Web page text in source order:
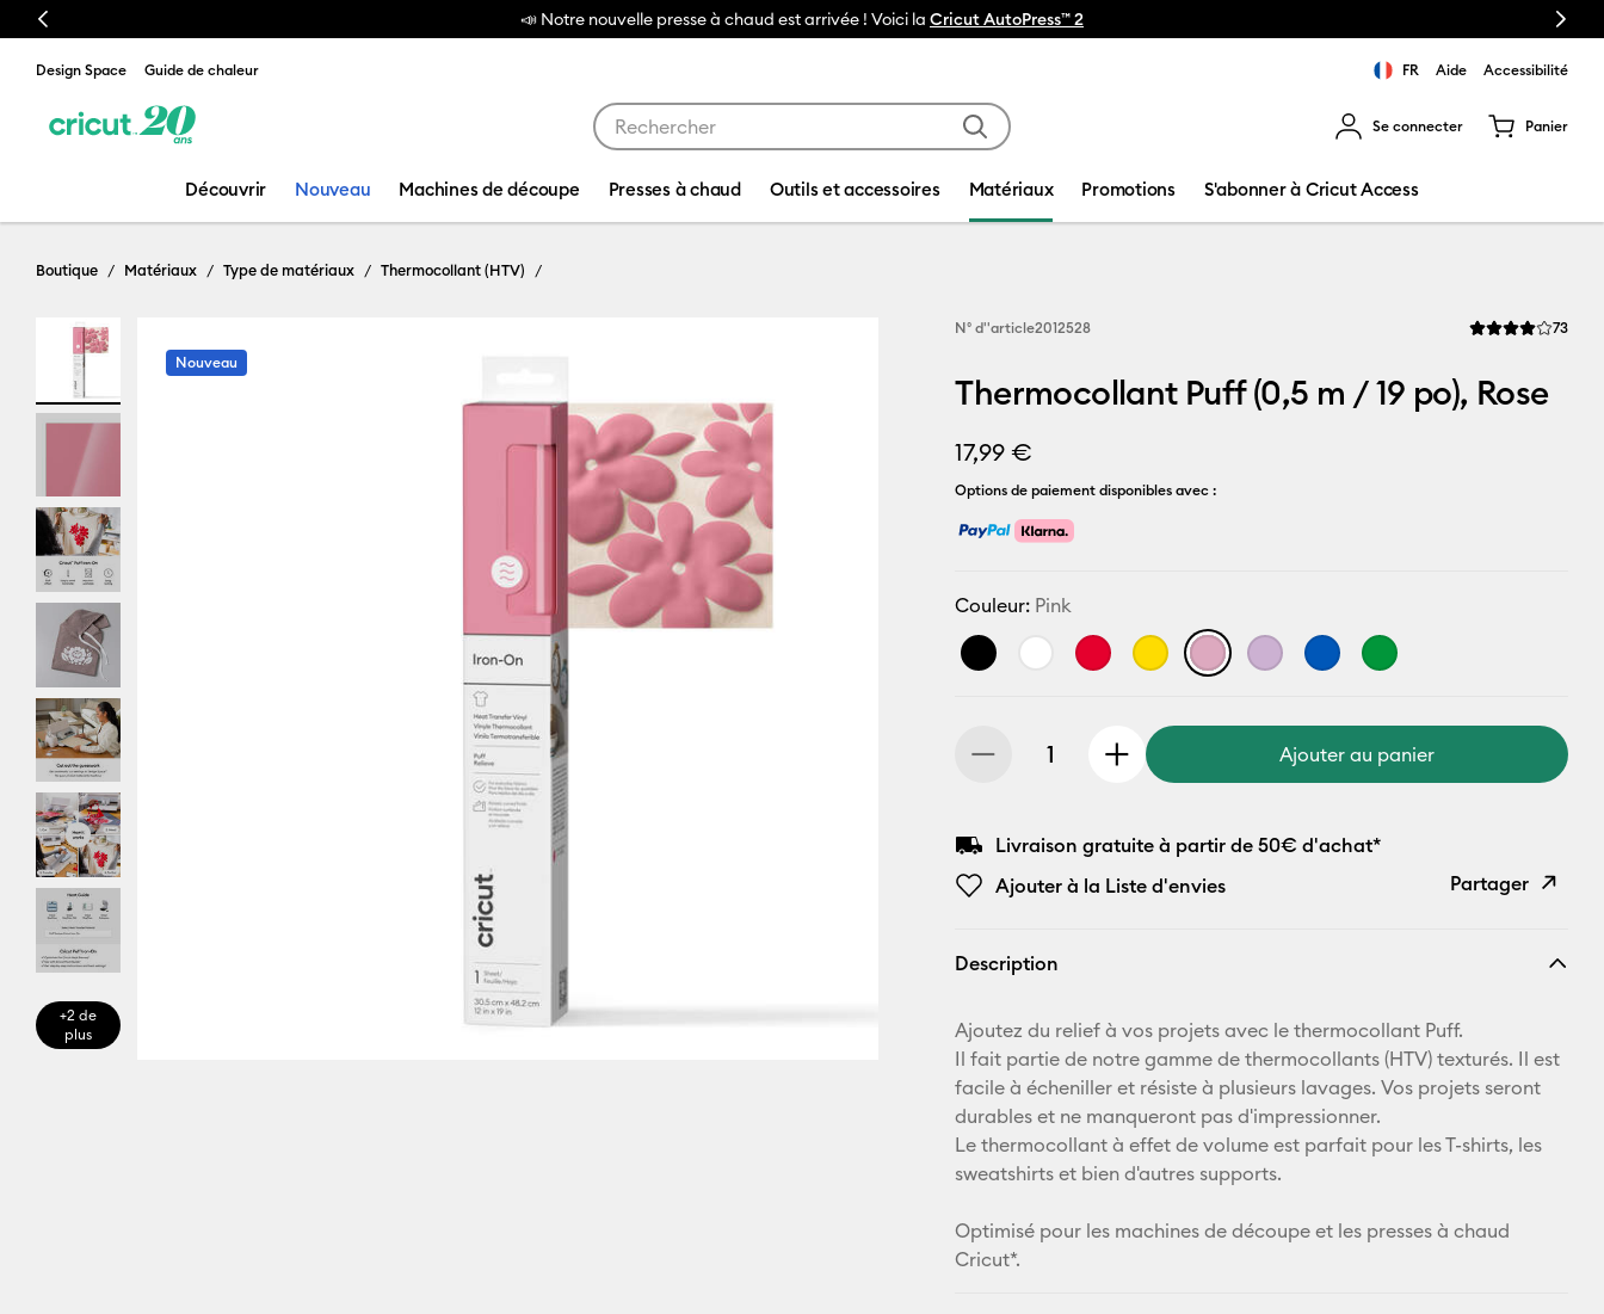
Previous 📣 Notre nouvelle presse à chaud est arrivée ! Voici laCricut AutoPress™ 2 Next
Design Space Guide de chaleur FR Aide Accessibilité
Se connecter Panier
Découvrir Nouveau Machines de découpe Presses à chaud Outils et accessoires Matériaux Promotions S'abonner à Cricut Access
Boutique Matériaux Type de matériaux Thermocollant (HTV)
+2 de
plus
Nouveau
N° d''article2012528 La note moyenne
73
Thermocollant Puff (0,5 m / 19 po), Rose
17,99 €
Options de paiement disponibles avec :
Couleur: Pink
Ajouter au panier
Livraison gratuite à partir de 50€ d'achat*
Ajouter à la Liste d'envies
Partager
E-mail
Pinterest
Facebook
Description
Ajoutez du relief à vos projets avec le thermocollant Puff.
Il fait partie de notre gamme de thermocollants (HTV) texturés. Il est
facile à écheniller et résiste à plusieurs lavages. Vos projets seront
durables et ne manqueront pas d'impressionner.
Le thermocollant à effet de volume est parfait pour les T-shirts, les
sweatshirts et bien d'autres supports.
Optimisé pour les machines de découpe et les presses à chaud
Cricut*.